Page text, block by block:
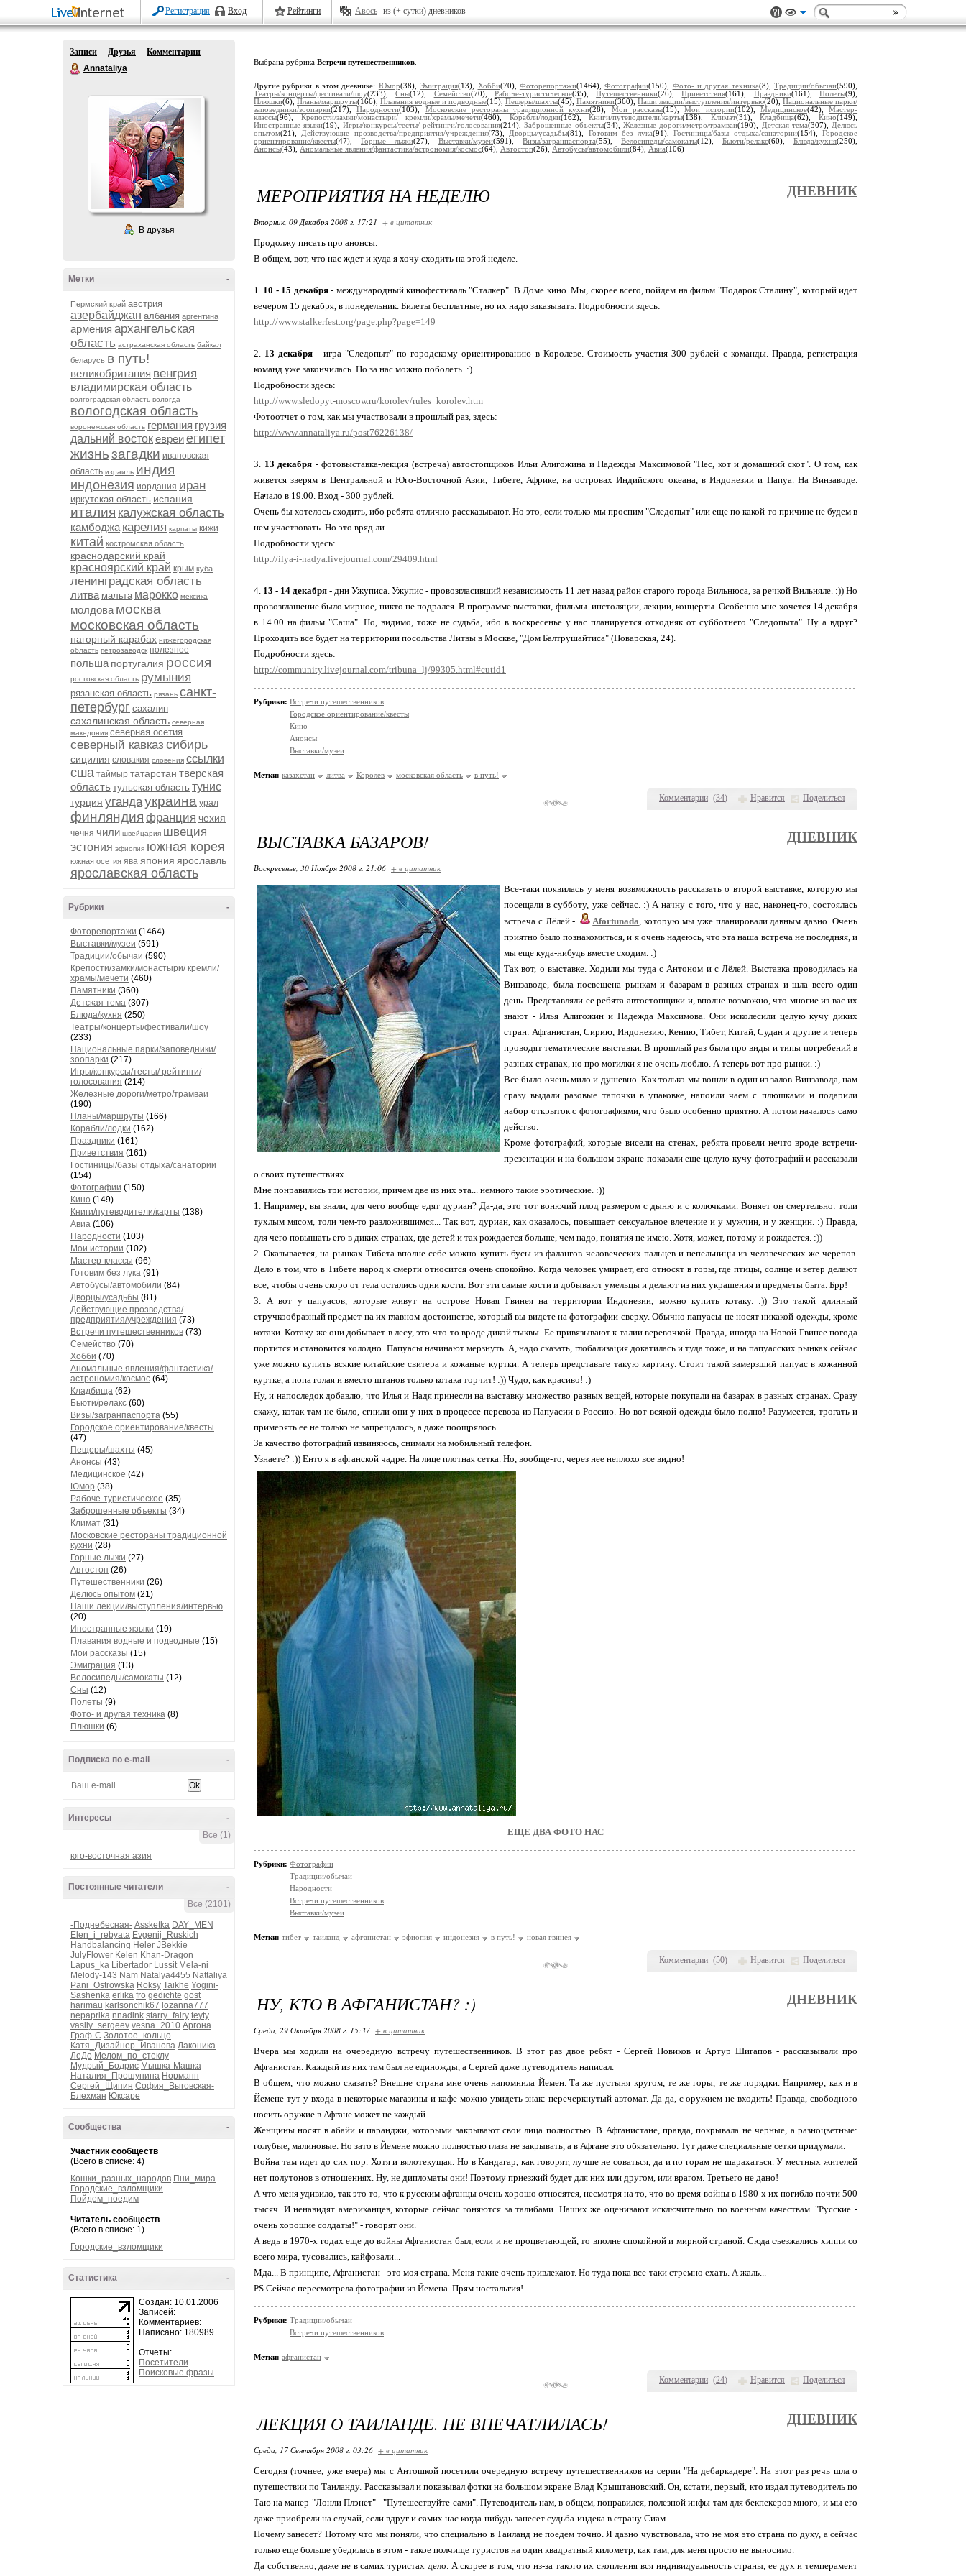
Регистрация Вход Рейтинги Авось из (+ сутки) дневников
Записи Друзья
Комментарии
Annataliya
В друзья
-
Метки
Пермский край австрия
азербайджан албания аргентина
армения архангельская
область астраханская область байкал
беларусь в путь!
великобритания венгрия
владимирская область
волгоградская область вологда
вологодская область
воронежская область германия грузия
дальний востокевреиегипет
жизньзагадки ивановская
область израиль индия
индонезия иордания иран
иркутская область испания
италия калужская область
камбоджа карелия карпаты кижи
китай костромская область
краснодарский край
красноярский край крым куба
ленинградская область
литва мальта марокко мексика
молдова москва
московская область
нагорный карабах нижегородская
область петрозаводск полезное
польша португалия россия
ростовская область румыния
рязанская область рязань санкт-
петербург сахалин
сахалинская область северная
македония северная осетия
северный кавказ сибирь
сицилия словакия словения ссылки
сша таймыр татарстан тверская
область тульская область тунис
турция угандаукраина урал
финляндия франция чехия
чечня чили швейцария швеция
эстония эфиопия южная корея
южная осетия ява япония ярославль
ярославская область
-
Рубрики
Фоторепортажи (1464)
Выставки/музеи (591)
Традиции/обычаи (590)
Крепости/замки/монастыри/ кремли/
храмы/мечети (460)
Памятники (360)
Детская тема (307)
Блюда/кухня (250)
Театры/концерты/фестивали/шоу
(233)
Национальные парки/заповедники/
зоопарки (217)
Игры/конкурсы/тесты/ рейтинги/
голосования (214)
Железные дороги/метро/трамваи
(190)
Планы/маршруты (166)
Корабли/лодки (162)
Праздники (161)
Приветствия (161)
Гостиницы/базы отдыха/санатории
(154)
Фотографии (150)
Кино (149)
Книги/путеводители/карты (138)
Авиа (106)
Народности (103)
Мои истории (102)
Мастер-классы (96)
Готовим без лука (91)
Автобусы/автомобили (84)
Дворцы/усадьбы (81)
Действующие прозводства/
предприятия/учреждения (73)
Встречи путешественников (73)
Семейство (70)
Хобби (70)
Аномальные явления/фантастика/
астрономия/космос (64)
Кладбища (62)
Бьюти/релакс (60)
Визы/загранпаспорта (55)
Городское ориентирование/квесты
(47)
Пещеры/шахты (45)
Анонсы (43)
Медицинское (42)
Юмор (38)
Рабоче-туристическое (35)
Заброшенные объекты (34)
Климат (31)
Московские рестораны традиционной
кухни (28)
Горные лыжи (27)
Автостоп (26)
Путешественники (26)
Делюсь опытом (21)
Наши лекции/выступления/интервью
(20)
Иностранные языки (19)
Плавания водные и подводные (15)
Мои рассказы (15)
Эмиграция (13)
Велосипеды/самокаты (12)
Сны (12)
Полеты (9)
Фото- и другая техника (8)
Плюшки (6)
-
Подписка по e-mail
-
Интересы
Все (1)
юго-восточная азия
-
Постоянные читатели
Все (2101)
-Поднебесная- Assketka DAY_MEN
Elen_i_rebyata Evgenij_Ruskich
Handbalancing Heler JBekkie
JulyFlower Kelen Khan-Dragon
Lapus_ka Libertador Lussit Mela-ni
Melody-143 Nam Natalya4455 Nattaliya
Pani_Ostrowska Roksy Taikhe Yogini-
Sashenka erlika fro gedichte gost
harimau karlsonchik67 lozanna777
nepaprika nnadink starry_fairy teyty
vasily_sergeev vesna_2010 Аргона
Граф-С Золотое_кольцо
Катя_Дизайнер_Иванова Лаконика
ЛеДо Мелом_по_стеклу
Мудрый_Бодрис Мышка-Машка
Наталия_Прошунина Норманн
Сергей_Щипин София_Выговская-
Блехман Юксаре
-
Сообщества
Участник сообществ
(Всего в списке: 4)
Кошки_разных_народов Пни_мира
Городские_взломщики
Пойдем_поедим
Читатель сообществ
(Всего в списке: 1)
Городские_взломщики
-
Статистика
Создан: 10.01.2006
Записей:
Комментариев:
Написано: 180989
Отчеты:
Посетители
Поисковые фразы
Выбрана рубрика Встречи путешественников
Другие рубрики в этом дневнике: Юмор(38),Эмиграция(13), Хобби(70), Фоторепортажи(1464),Фотографии(150), Фото- и другая техника(8),Традиции/обычаи(590),
Театры/концерты/фестивали/шоу(233),Сны(12), Семейство(70), Рабоче-туристическое(35),Путешественники(26),Приветствия(161), Праздники(161),Полеты(9),
Плюшки(6), Планы/маршруты(166), Плавания водные и подводные(15), Пещеры/шахты(45), Памятники(360), Наши лекции/выступления/интервью(20), Национальные парки/
заповедники/зоопарки(217),Народности(103), Московские рестораны традиционной кухни(28), Мои рассказы(15),Мои истории(102), Медицинское(42),Мастер-
классы(96), Крепости/замки/монастыри/ кремли/храмы/мечети(460), Корабли/лодки(162),Книги/путеводители/карты(138), Климат(31),Кладбища(62),Кино(149),
Иностранные языки(19), Игры/конкурсы/тесты/ рейтинги/голосования(214),Заброшенные объекты(34), Железные дороги/метро/трамваи(190), Детская тема(307), Делюсь
опытом(21), Действующие прозводства/предприятия/учреждения(73), Дворцы/усадьбы(81), Готовим без лука(91),Гостиницы/базы отдыха/санатории(154),Городское
ориентирование/квесты(47), Горные лыжи(27), Выставки/музеи(591), Визы/загранпаспорта(55), Велосипеды/самокаты(12), Бьюти/релакс(60), Блюда/кухня(250),
Анонсы(43), Аномальные явления/фантастика/астрономия/космос(64), Автостоп(26), Автобусы/автомобили(84), Авиа(106)
Комментарии (34) Нравится Поделиться
МЕРОПРИЯТИЯ НА НЕДЕЛЮ ДНЕВНИК
Вторник, 09 Декабря 2008 г. 17:21 + в цитатник
Продолжу писать про анонсы.
В общем, вот, что нас ждет и куда я хочу сходить на этой неделе.
1. 10 - 15 декабря- международный кинофестиваль "Сталкер". В Доме кино. Мы, скорее всего, пойдем на фильм "Подарок Сталину", который идет
вечером 15 декабря, в понедельник. Билеты бесплатные, но их надо заказывать. Подробности здесь:
http://www.stalkerfest.org/page.php?page=149
2. 13 декабря - игра "Следопыт" по городскому ориентированию в Королеве. Стоимость участия 300 рублей с команды. Правда, регистрация
команд уже закончилась. Но за нас можно поболеть. :)
Подробности здесь:
http://www.sledopyt-moscow.ru/korolev/rules_korolev.htm
Фотоотчет о том, как мы участвовали в прошлый раз, здесь:
http://www.annataliya.ru/post76226138/
3. 13 декабря - фотовыставка-лекция (встреча) автостопщиков Ильи Алигожина и Надежды Максимовой "Пес, кот и домашний скот". О том, как
живется зверям в Центральной и Юго-Восточной Азии, Тибете, Африке, на островах Индийского океана, в Индонезии и Папуа. На Винзаводе.
Начало в 19.00. Вход - 300 рублей.
Очень бы хотелось сходить, ибо ребята отлично рассказывают. Но это, если только мы проспим "Следопыт" или еще по какой-то причине не будем в
нем участвовать. Но это вряд ли.
Подробности здесь:
http://ilya-i-nadya.livejournal.com/29409.html
4. 13 - 14 декабря - дни Ужуписа. Ужупис - провозгласивший независимость 11 лет назад район старого города Вильнюса, за речкой Вильняле. :)) Но
провозглашение было мирное, никто не подрался. В программе выставки, фильмы. инстоляции, лекции, концерты. Особенно мне хочется 14 декабря
в 14.00 на фильм "Саша". Но, видимо, тоже не судьба, ибо в воскресенье у нас планируется отходняк от субботнего "Следопыта". Ну а вдруг?
Проходить все будет на территории посольства Литвы в Москве, "Дом Балтрушайтиса" (Поварская, 24).
Подробности здесь:
http://community.livejournal.com/tribuna_lj/99305.html#cutid1
Рубрики: Встречи путешественников
Городское ориентирование/квесты
Кино
Анонсы
Выставки/музеи
Метки: казахстан литва Королев московская область в путь!
Комментарии (50) Нравится Поделиться
ВЫСТАВКА БАЗАРОВ! ДНЕВНИК
Воскресенье, 30 Ноября 2008 г. 21:06 + в цитатник
Все-таки появилась у меня возвможность рассказать о второй выставке, которую мы
посещали в субботу, уже сейчас. :) А начну с того, что у нас, наконец-то, состоялась
встреча с Лёлей -
Afortunada, которую мы уже планировали давным давно. Очень
приятно было познакомиться, и я очень надеюсь, что эта наша встреча не последняя, и
мы еще куда-нибудь вместе сходим. :)
Так вот, о выставке. Ходили мы туда с Антоном и с Лёлей. Выставка проводилась на
Винзаводе, была посвещена рынкам и базарам в разных странах и шла всего один
день. Представляли ее ребята-автостопщики и, вполне возможно, что многие из вас их
знают - Илья Алигожин и Надежда Максимова. Они исколесили целую кучу диких
стран: Афганистан, Сирию, Индонезию, Кению, Тибет, Китай, Судан и другие и теперь
проводят тематические выставки. В прошлый раз была про виды и типы погребений в
разных странах, но про могилки я не очень люблю. А теперь вот про рынки. :)
Все было очень мило и душевно. Как только мы вошли в один из залов Винзавода, нам
сразу выдали разовые тапочки в упаковке, напоили чаем с плюшками и подарили
набор открыток с фотографиями, что было особенно приятно. А потом началось само
действо.
Кроме фотографий, которые висели на стенах, ребята провели нечто вроде встречи-
презентации и на большом экране показали еще целую кучу фотографий и рассказали
о своих путешествиях.
Мне понравились три истории, причем две из них эта... немного такие эротические. :))
1. Например, вы знали, для чего вообще едят дуриан? Да-да, это тот вонючий плод размером с дыню и с колючками. Воняет он смертельно: толи
тухлым мясом, толи чем-то разложившимся... Так вот, дуриан, как оказалось, повышает сексуальное влечение и у мужчин, и у женщин. :) Правда,
для чего повышать его в диких странах, где детей и так рождается больше, чем надо, понятия не имею. Хотя, может, потому и рождается. :))
2. Оказывается, на рынках Тибета вполне себе можно купить бусы из фалангов человеческих пальцев и пепельницы из человеческих же черепов.
Дело в том, что в Тибете народ к смерти относится очень спокойно. Когда человек умирает, его относят в горы, где птицы, солнце и ветер делают
все, чтобы очень скоро от тела остались одни кости. Вот эти самые кости и добывают умельцы и делают из них украшения и предметы быта. Брр!
3. А вот у папуасов, которые живут на острове Новая Гвинея на территории Индонезии, можно купить котаку. :)) Это такой длинный
стручкообразный предмет на их главном достоинстве, который вы видете на фотографии сверху. Обычно папуасы не носят никакой одежды, кроме
котаки. Котаку же они добывает в лесу, это что-то вроде дикой тыквы. Ее привязывают к талии веревочкой. Правда, иногда на Новой Гвинее погода
портится и становится холодно. Папуасы начинают мерзнуть. А, надо сказать, глобализация докатилась и туда тоже, и на папуасских рынках сейчас
уже можно купить всякие китайские свитера и кожаные куртки. А теперь представьте такую картину. Стоит такой замерзший папуас в кожанной
куртке, а попа голая и вместо штанов только котака торчит! :)) Чудо, как красиво! :)
Ну, и напоследок добавлю, что Илья и Надя принесли на выставку множество разных вещей, которые покупали на базарах в разных странах. Сразу
скажу, котак там не было, сгнили они у них в процессе перевоза из Папуасии в Россию. Но вот всякой одежды было полно! Разумеется, трогать и
примерять ее не только не запрещалось, а даже поощрялось.
За качество фотографий извиняюсь, снимали на мобильный телефон.
Узнаете? :)) Енто я в афганской чадре. На лице плотная сетка. Но, вообще-то, через нее неплохо все видно!
ЕЩЕ ДВА ФОТО НАС
Рубрики: Фотографии
Традиции/обычаи
Народности
Встречи путешественников
Выставки/музеи
Метки: тибет таиланд афганистан эфиопия индонезия в путь! новая гвинея
Комментарии (24) Нравится Поделиться
НУ, КТО В АФГАНИСТАН? :) ДНЕВНИК
Среда, 29 Октября 2008 г. 15:37 + в цитатник
Вчера мы ходили на очередную встречу путешественников. В этот раз двое ребят - Сергей Новиков и Артур Шигапов - рассказывали про
Афганистан. Каждый из них там был не единожды, а Сергей даже путеводитель написал.
В общем, что можно сказать? Внешне страна мне очень напомнила Йемен. Та же пустыня кругом, те же горы, те же порядки. Например, как и в
Йемене тут у входа в некоторые магазины и кафе можно увидеть знак: перечеркнутый автомат. Да-да, с оружием не входить! Правда, свободного
носить оружие в Афгане может не каждый.
Женщины носят в абайи и паранджи, которыми закрывают свои лица полностью. В Афганистане, правда, покрывала не черные, а разноцветные:
голубые, малиновые. Но зато в Йемене можно полностью глаза не закрывать, а в Афгане это обязательно. Тут даже специальные сетки придумали.
Война там идет до сих пор. Хотя и вялотекущая. Но в Кандагар, как говорят, лучше не соваться, да и по горам не шарахаться. У местных жителей
нет полутонов в отношениях. Ну, не дипломаты они! Поэтому приезжий будет для них или другом, или врагом. Третьего не дано!
А что меня удивило, так это то, что к русским афганцы очень хорошо относятся, несмотря на то, что во время войны в 1980-х их погибло почти 500
тысяч. И ненавидят американцев, которые сейчас гоняются за талибами. Наших же оценивают исключительно по военным качествам. "Русские -
очень хорошие солдаты!" - говорят они.
А ведь в 1970-х годах еще до войны Афганистан был, если и не процветающей, то вполне спокойной и мирной страной. Сюда съезжались хиппи со
всего мира, тусовались, кайфовали...
Мда... В принципе, Афганистан - это моя страна. Меня такие очень привлекают. Но туда пока все-таки стремно ехать. А жаль...
PS Сейчас пересмотрела фотографии из Йемена. Прям ностальгия!..
Рубрики: Традиции/обычаи
Встречи путешественников
Метки: афганистан
ЛЕКЦИЯ О ТАИЛАНДЕ. НЕ ВПЕЧАТЛИЛАСЬ! ДНЕВНИК
Среда, 17 Сентября 2008 г. 03:26 + в цитатник
Сегодня (точнее, уже вчера) мы с Антошкой посетили очередную встречу путешественников из серии "На дебаркадере". На этот раз речь шла о
путешествии по Таиланду. Рассказывал и показывал фотки на большом экране Влад Крыштановский. Он, кстати, первый, кто издал путеводитель по
Таю на манер "Лонли Плэнет" - "Путешествуйте сами". Путеводитель нам, в общем, понравился, полезной инфы там для бекпекеров много, и мы его
даже приобрели на случай, если вдруг и самих нас когда-нибудь занесет судьба-индека в страну Сиам.
Почему занесет? Потому что мы поняли, что специально в Таиланд не поедем точно. Я давно чувствовала, что не моя это страна по духу, а сейчас
только еще больше убедилась в этом - такое полчище туристов на один квадратный километр, как там, для меня просто не выносимо.
Да собственно, даже не в самих туристах дело. А скорее в том, что из-за такого их скопления вся индивидуальность страны, ее дух и темперамент